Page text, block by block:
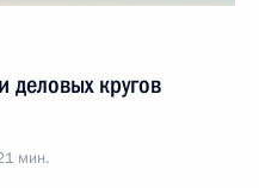
деловых кругов
мин.